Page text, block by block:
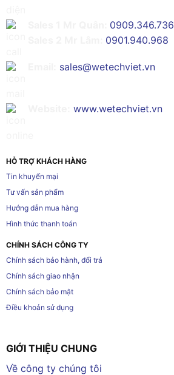
0909.346.736
0901.940.968
sales@wetechviet.vn
www.wetechviet.vn
HỖ TRỢ KHÁCH HÀNG
Tin khuyến mại
Tư vấn sản phẩm
Hướng dẫn mua hàng
Hình thức thanh toán
CHÍNH SÁCH CÔNG TY
Chính sách bảo hành, đổi trả
Chính sách giao nhận
Chính sách bảo mật
Điều khoản sử dụng
GIỚI THIỆU CHUNG
Về công ty chúng tôi